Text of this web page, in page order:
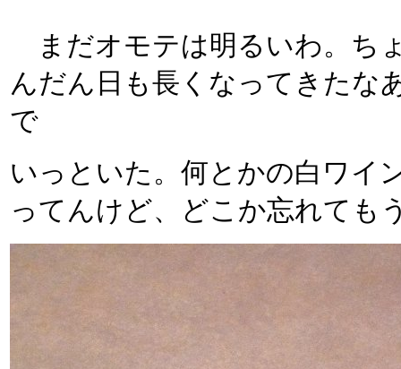
まだオモテは明るいわ。ち
んだん日も長くなってきたな
で
いっといた。何とかの白ワイ
ってんけど、どこか忘れても